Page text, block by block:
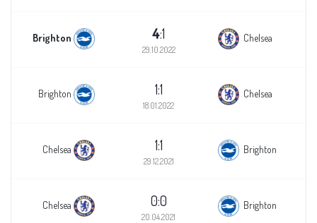
Brighton 4:1
29.10.2022
Chelsea
Brighton 1:1
18.01.2022
Chelsea
Chelsea 1:1
29.12.2021
Brighton
Chelsea 0:0
20.04.2021
Brighton